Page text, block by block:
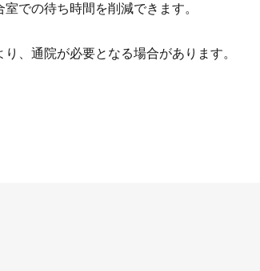
での待ち時間を削減できます。
、通院が必要となる場合があります。